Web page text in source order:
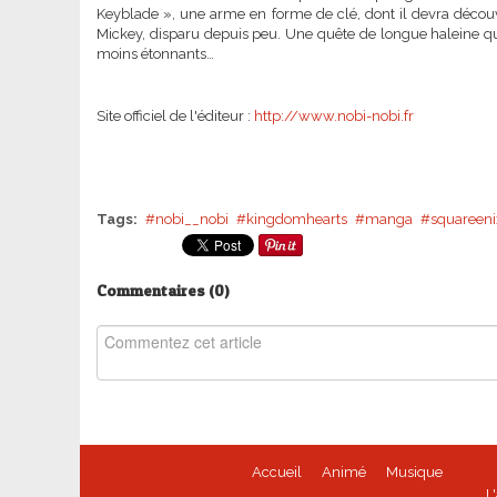
Keyblade », une arme en forme de clé, dont il devra
Mickey, disparu depuis peu. Une quête de longue haleine
moins étonnants…
Site officiel de l'éditeur : http://www.nobi-nobi.fr
Tags: nobi__nobi kingdomhearts manga
Commentaires (0)
Accueil Animé
Musique